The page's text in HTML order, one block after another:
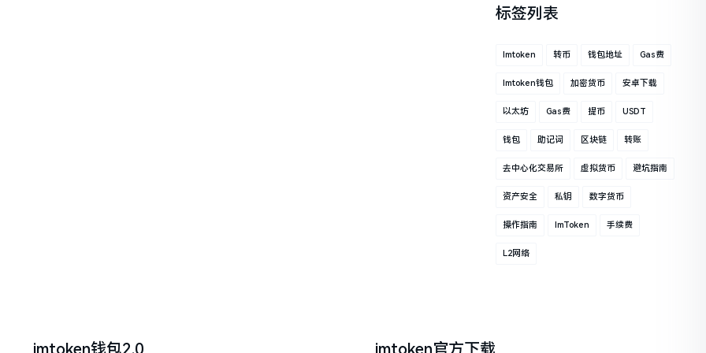
标签列表
Imtoken 转币 钱包地址 Gas费
Imtoken钱包 加密货币 安卓下载
以太坊 Gas费 提币 USDT
钱包 助记词 区块链 转账
去中心化交易所 虚拟货币 避坑指南
资产安全 私钥 数字货币
操作指南 ImToken 手续费
L2网络